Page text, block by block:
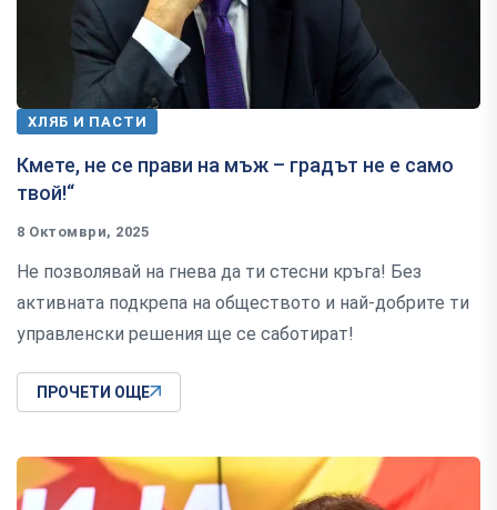
ХЛЯБ И ПАСТИ
Кмете, не се прави на мъж – градът не е само
твой!“
8 Октомври, 2025
Не позволявай на гнева да ти стесни кръга! Без
активната подкрепа на обществото и най-добрите ти
управленски решения ще се саботират!
ПРОЧЕТИ ОЩЕ